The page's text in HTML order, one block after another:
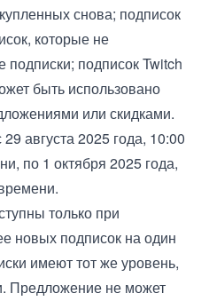
снова; подписок
которые не
подписок Twitch
быть использовано
или скидками.
августа 2025 года, 10:00
по 1 октября 2025 года,
только при
новых подписок на один
имеют тот же уровень,
Предложение не может